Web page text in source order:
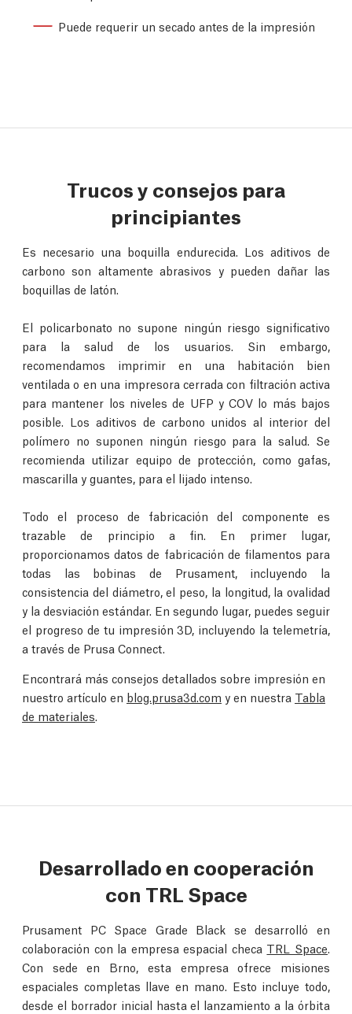
Puede requerir un secado antes de la impresión
Trucos y consejos para
principiantes
Es necesario una boquilla endurecida. Los aditivos de
carbono son altamente abrasivos y pueden dañar las
boquillas de latón.
El policarbonato no supone ningún riesgo significativo
para la salud de los usuarios. Sin embargo,
recomendamos imprimir en una habitación bien
ventilada o en una impresora cerrada con filtración activa
para mantener los niveles de UFP y COV lo más bajos
posible. Los aditivos de carbono unidos al interior del
polímero no suponen ningún riesgo para la salud. Se
recomienda utilizar equipo de protección, como gafas,
mascarilla y guantes, para el lijado intenso.
Todo el proceso de fabricación del componente es
trazable de principio a fin. En primer lugar,
proporcionamos datos de fabricación de filamentos para
todas las bobinas de Prusament, incluyendo la
consistencia del diámetro, el peso, la longitud, la ovalidad
y la desviación estándar. En segundo lugar, puedes seguir
el progreso de tu impresión 3D, incluyendo la telemetría,
a través de Prusa Connect.
Encontrará más consejos detallados sobre impresión en
nuestro artículo en blog.prusa3d.com y en nuestra Tabla
de materiales.
Desarrollado en cooperación
con TRL Space
Prusament PC Space Grade Black se desarrolló en
colaboración con la empresa espacial checa TRL Space.
Con sede en Brno, esta empresa ofrece misiones
espaciales completas llave en mano. Esto incluye todo,
desde el borrador inicial hasta el lanzamiento a la órbita